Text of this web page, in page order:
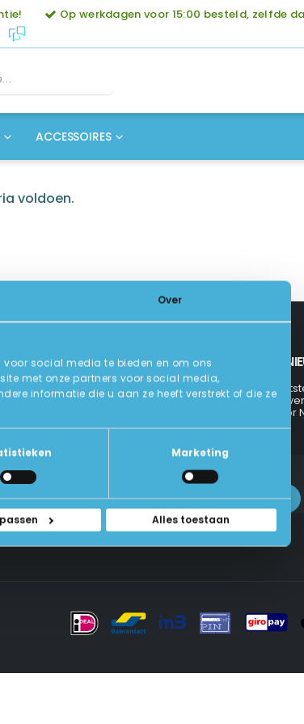
Over
social media te bieden en om ons
met onze partners voor social media,
informatie die u aan ze heeft verstrekt of die ze
Marketing
Alles toestaan
Op werkdagen voor 15:00 besteld, zelfde
ACCESSOIRES
voldoen.
Opnemen
INSCHRIJVEN
Ontvang de
evenementen,
Aanmelden voor